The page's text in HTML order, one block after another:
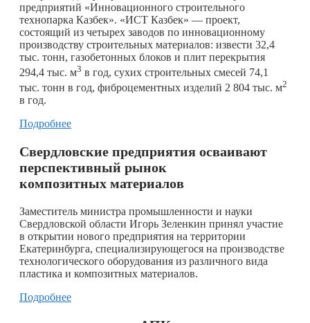
предприятий «Инновационного строительного
технопарка Казбек». «ИСТ Казбек» — проект,
состоящий из четырех заводов по инновационному
производству строительных материалов: извести 32,4
тыс. тонн, газобетонных блоков и плит перекрытия
294,4 тыс. м3 в год, сухих строительных смесей 74,1
тыс. тонн в год, фиброцементных изделий 2 804 тыс. м2
в год.
Подробнее
Свердловские предприятия осваивают
перспективный рынок
композитных материалов
Заместитель министра промышленности и науки
Свердловской области Игорь Зеленкин принял участие
в открытии нового предприятия на территории
Екатеринбурга, специализирующегося на производстве
технологического оборудования из различного вида
пластика и композитных материалов.
Подробнее